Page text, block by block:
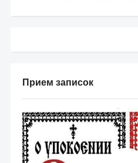
Прием записок